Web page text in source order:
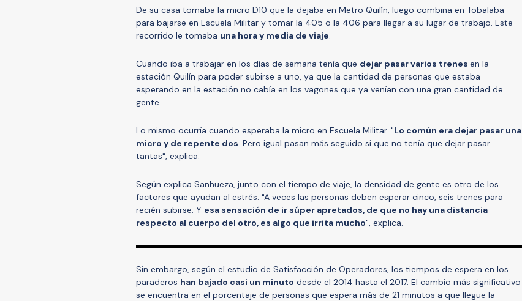
De su casa tomaba la micro D10 que la dejaba en Metro Quilín, luego combina en Tobalaba
para bajarse en Escuela Militar y tomar la 405 o la 406 para llegar a su lugar de trabajo. Este
recorrido le tomaba una hora y media de viaje.
Cuando iba a trabajar en los días de semana tenía que dejar pasar varios trenes en la
estación Quilín para poder subirse a uno, ya que la cantidad de personas que estaba
esperando en la estación no cabía en los vagones que ya venían con una gran cantidad de
gente.
Lo mismo ocurría cuando esperaba la micro en Escuela Militar. "Lo común era dejar pasar una
micro y de repente dos. Pero igual pasan más seguido si que no tenía que dejar pasar
tantas", explica.
Según explica Sanhueza, junto con el tiempo de viaje, la densidad de gente es otro de los
factores que ayudan al estrés. "A veces las personas deben esperar cinco, seis trenes para
recién subirse. Y esa sensación de ir súper apretados, de que no hay una distancia
respecto al cuerpo del otro, es algo que irrita mucho", explica.
Sin embargo, según el estudio de Satisfacción de Operadores, los tiempos de espera en los
paraderos han bajado casi un minuto desde el 2014 hasta el 2017. El cambio más significativo
se encuentra en el porcentaje de personas que espera más de 21 minutos a que llegue la